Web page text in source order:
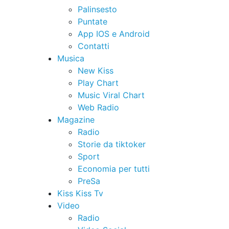
Palinsesto
Puntate
App IOS e Android
Contatti
Musica
New Kiss
Play Chart
Music Viral Chart
Web Radio
Magazine
Radio
Storie da tiktoker
Sport
Economia per tutti
PreSa
Kiss Kiss Tv
Video
Radio